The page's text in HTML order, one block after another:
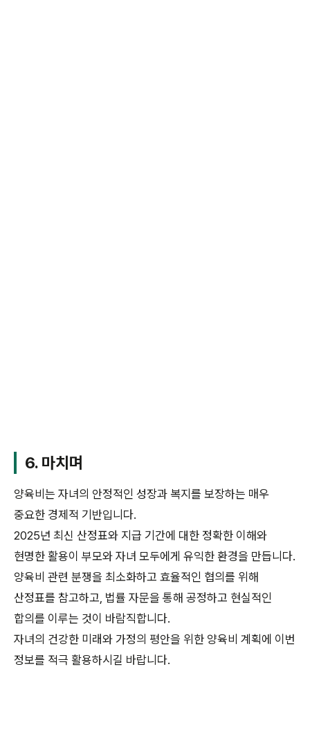
6. 마치며
양육비는 자녀의 안정적인 성장과 복지를 보장하는 매우
중요한 경제적 기반입니다.
2025년 최신 산정표와 지급 기간에 대한 정확한 이해와
현명한 활용이 부모와 자녀 모두에게 유익한 환경을 만듭니다.
양육비 관련 분쟁을 최소화하고 효율적인 협의를 위해
산정표를 참고하고, 법률 자문을 통해 공정하고 현실적인
합의를 이루는 것이 바람직합니다.
자녀의 건강한 미래와 가정의 평안을 위한 양육비 계획에 이번
정보를 적극 활용하시길 바랍니다.